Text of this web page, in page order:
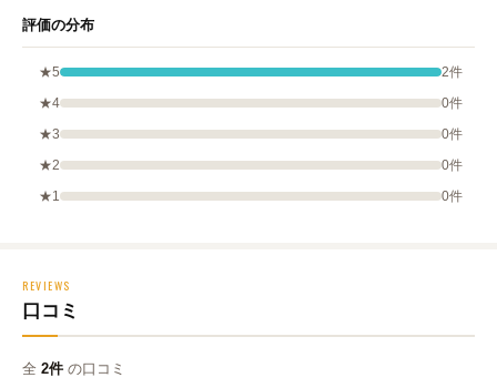
評価の分布
★5
2件
★4
0件
★3
0件
★2
0件
★1
0件
REVIEWS
口コミ
全 2件 の口コミ